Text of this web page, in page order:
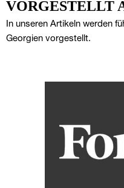
VORGESTELLT
In unseren Artikeln werden
Georgien vorgestellt.